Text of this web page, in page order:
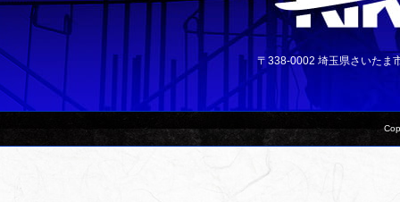
〒338-0002 埼玉県さいた